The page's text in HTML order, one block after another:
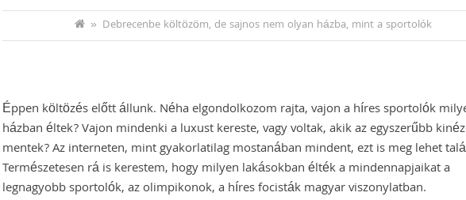
» Debrecenbe költözöm, de sajnos nem olyan házba, mint a sportolók
Éppen költözés előtt állunk. Néha elgondolkozom rajta, vajon a híres sportolók
házban éltek? Vajon mindenki a luxust kereste, vagy voltak, akik az egyszerűbb
mentek? Az interneten, mint gyakorlatilag mostanában mindent, ezt is meg lehet
Természetesen rá is kerestem, hogy milyen lakásokban élték a mindennapjaikat a
legnagyobb sportolók, az olimpikonok, a híres focisták magyar viszonylatban.